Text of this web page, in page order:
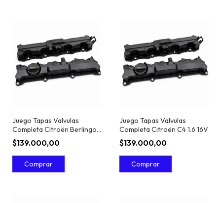
Juego Tapas Valvulas
Completa Citroën Berlingo
1.6 16V
$139.000,00
Juego Tapas Valvulas
Completa Citroën C4 1.6 16V
$139.000,00